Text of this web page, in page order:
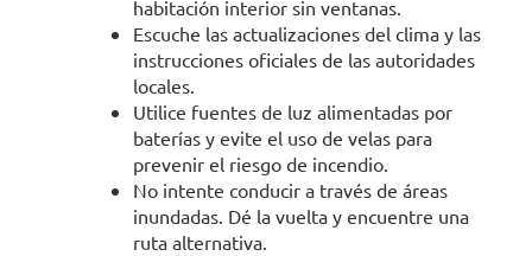
habitación interior sin ventanas.
Escuche las actualizaciones del clima y las
instrucciones oficiales de las autoridades
locales.
Utilice fuentes de luz alimentadas por
baterías y evite el uso de velas para
prevenir el riesgo de incendio.
No intente conducir a través de áreas
inundadas. Dé la vuelta y encuentre una
ruta alternativa.